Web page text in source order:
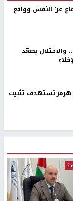
عن النفس وواقع
يصعّد
هرمز تستهدف تثبيت